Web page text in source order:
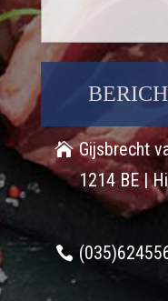
Gijsbrecht
1214 BE |